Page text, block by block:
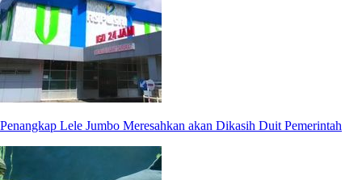
Penangkap Lele Jumbo Meresahkan akan Dikasih Duit Pemerintah